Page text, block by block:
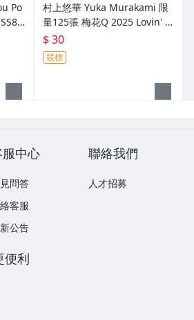
Po
村上悠華 Yuka Murakami 限
量125張 梅花Q 2025 Lovin' Y
ou Poker F1rst Gameplay [S
S81]
$ 30
競標
中心
問答
客服
公告
聯絡我們
人才招募
便利